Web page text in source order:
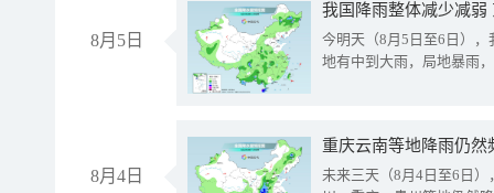
8月5日
我国降雨整体减少减弱
今明天（8月5日至6日）
地有中到大雨，局地暴雨
8月4日
重庆云南等地降雨仍然
未来三天（8月4日至6日